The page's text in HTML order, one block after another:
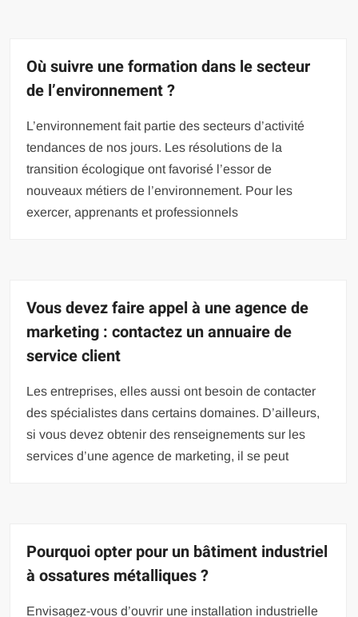
Où suivre une formation dans le secteur
de l’environnement ?
L’environnement fait partie des secteurs d’activité
tendances de nos jours. Les résolutions de la
transition écologique ont favorisé l’essor de
nouveaux métiers de l’environnement. Pour les
exercer, apprenants et professionnels
Vous devez faire appel à une agence de
marketing : contactez un annuaire de
service client
Les entreprises, elles aussi ont besoin de contacter
des spécialistes dans certains domaines. D’ailleurs,
si vous devez obtenir des renseignements sur les
services d’une agence de marketing, il se peut
Pourquoi opter pour un bâtiment industriel
à ossatures métalliques ?
Envisagez-vous d’ouvrir une installation industrielle